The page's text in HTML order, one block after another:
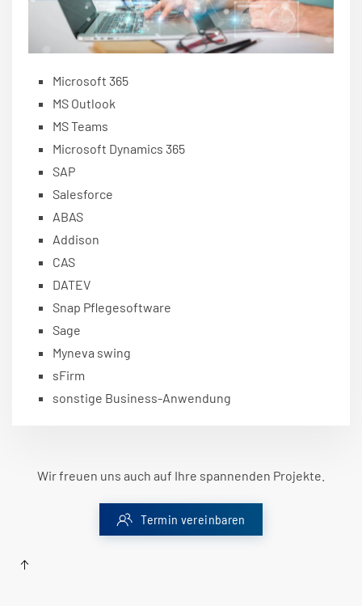
Microsoft 365
MS Outlook
MS Teams
Microsoft Dynamics 365
SAP
Salesforce
ABAS
Addison
CAS
DATEV
Snap Pflegesoftware
Sage
Myneva swing
sFirm
sonstige Business-Anwendung
Wir freuen uns auch auf Ihre spannenden Projekte.
Termin vereinbaren